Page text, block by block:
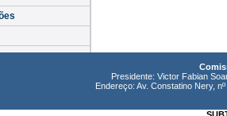
Presidente: Victor Fabian
Endereço: Av. Constatino Nery,